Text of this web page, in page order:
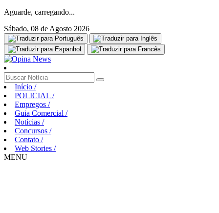
Aguarde, carregando...
Sábado, 08 de Agosto 2026
Início /
POLICIAL /
Empregos /
Guia Comercial /
Notícias /
Concursos /
Contato /
Web Stories /
MENU